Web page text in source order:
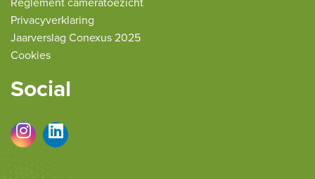
Privacyverklaring
Jaarverslag Conexus 2025
Cookies
Social